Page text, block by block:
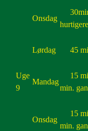
Onsdag
Lørdag 45
Uge
9
Mandag
15
min.
Onsdag
15
min.